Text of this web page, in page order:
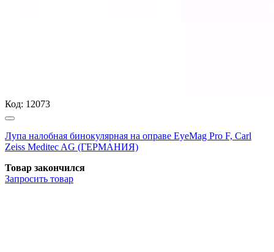
Код: 12073
Лупа налобная бинокулярная на оправе EyeMag Pro F, Carl
Zeiss Meditec AG (ГЕРМАНИЯ)
Товар закончился
Запросить товар